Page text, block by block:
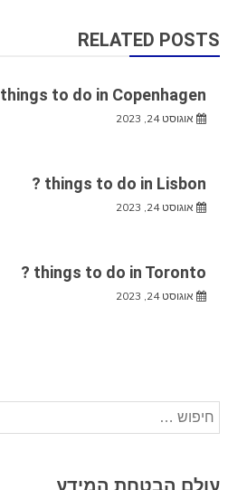
RELATED POSTS
things to do in Copenhagen ?
אוגוסט 24, 2023
things to do in Lisbon ?
אוגוסט 24, 2023
things to do in Toronto ?
אוגוסט 24, 2023
חיפוש:
עולם הבטחת המידע